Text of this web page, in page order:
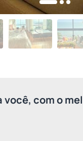
você, com o